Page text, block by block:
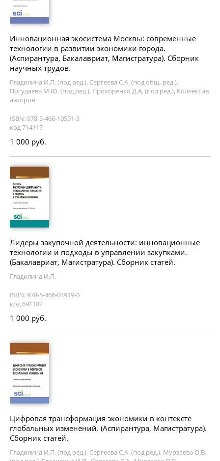
Инновационная экосистема Москвы: современные
технологии в развитии экономики города.
(Аспирантура, Бакалавриат, Магистратура). Сборник
научных трудов.
Гладилина И.П. (под ред.), Сергеева С.А. (под общ. ред.),
Погудаева М.Ю. (под ред.), Прохоренко Д.А. (под ред.), Коллектив
авторов
ISBN: 978-5-466-10551-3
код 714117
1 000 руб.
Лидеры закупочной деятельности: инновационные
технологии и подходы в управлении закупками.
(Бакалавриат, Магистратура). Сборник статей.
Гладилина И.П.
ISBN: 978-5-466-04919-0
код 691182
1 000 руб.
Цифровая трансформация экономики в контексте
глобальных изменений. (Аспирантура, Магистратура).
Сборник статей.
Гладилина И.П. (под ред.), Сергеева С.А. (под ред.), Мурзаева О.В.